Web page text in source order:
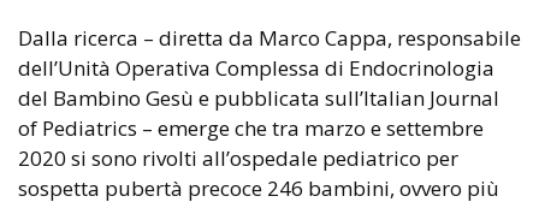
Dalla ricerca – diretta da Marco Cappa, responsabile
dell’Unità Operativa Complessa di Endocrinologia
del Bambino Gesù e pubblicata sull’Italian Journal
of Pediatrics – emerge che tra marzo e settembre
2020 si sono rivolti all’ospedale pediatrico per
sospetta pubertà precoce 246 bambini, ovvero più